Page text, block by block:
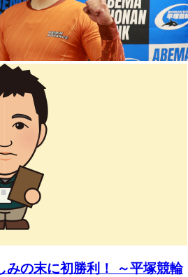
みの末に初勝利！ ～平塚競輪